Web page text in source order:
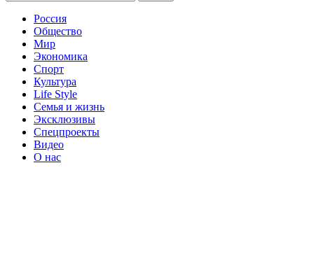
Россия
Общество
Мир
Экономика
Спорт
Культура
Life Style
Семья и жизнь
Эксклюзивы
Спецпроекты
Видео
О нас